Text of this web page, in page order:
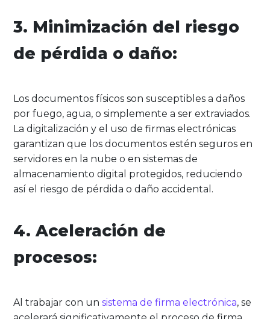
3. Minimización del riesgo
de pérdida o daño:
Los documentos físicos son susceptibles a daños
por fuego, agua, o simplemente a ser extraviados.
La digitalización y el uso de firmas electrónicas
garantizan que los documentos estén seguros en
servidores en la nube o en sistemas de
almacenamiento digital protegidos, reduciendo
así el riesgo de pérdida o daño accidental.
4. Aceleración de
procesos:
Al trabajar con unsistema de firma electrónica, se